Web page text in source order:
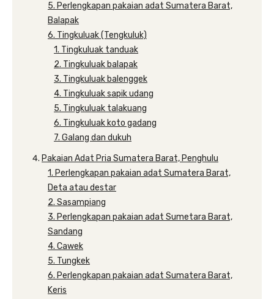
5. Perlengkapan pakaian adat Sumatera Barat,
Balapak
6. Tingkuluak (Tengkuluk)
1. Tingkuluak tanduak
2. Tingkuluak balapak
3. Tingkuluak balenggek
4. Tingkuluak sapik udang
5. Tingkuluak talakuang
6. Tingkuluak koto gadang
7. Galang dan dukuh
Pakaian Adat Pria Sumatera Barat, Penghulu
1. Perlengkapan pakaian adat Sumatera Barat,
Deta atau destar
2. Sasampiang
3. Perlengkapan pakaian adat Sumetara Barat,
Sandang
4. Cawek
5. Tungkek
6. Perlengkapan pakaian adat Sumatera Barat,
Keris